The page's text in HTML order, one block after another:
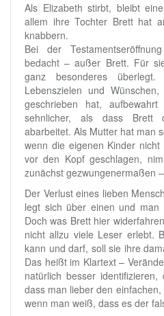
Als Elizabeth stirbt, bleibt
allem ihre Tochter Brett hat
knabbern.
Bei der
bedacht – außer Brett. Für
ganz besonderes
Lebenszielen und
geschrieben hat,
sehnlicher, als dass Brett
abarbeitet. Als Mutter hat man
wenn die eigenen Kinder
vor den Kopf geschlagen,
zunächst gezwungenermaßen
Der Verlust eines lieben
legt sich über einen und
Doch was Brett hier
nicht allzu viele Leser erlebt.
kann und darf, soll sie ihre
Das heißt im Klartext –
natürlich besser
dass man lieber den
wenn man weiß, dass es der